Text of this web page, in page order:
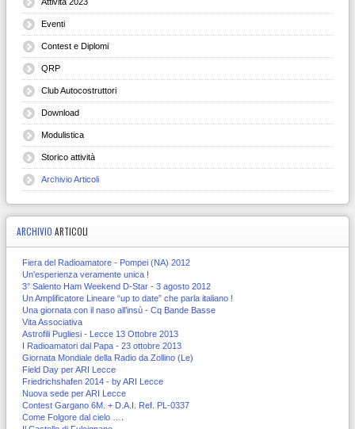
Eventi
Contest e Diplomi
QRP
Club Autocostruttori
Download
Modulistica
Storico attività
Archivio Articoli
ARCHIVIO ARTICOLI
Fiera del Radioamatore - Pompei (NA) 2012
Un'esperienza veramente unica !
3° Salento Ham Weekend D-Star - 3 agosto 2012
Un Amplificatore Lineare “up to date” che parla italiano !
Una giornata con il naso all’insù - Cq Bande Basse
Vita Associativa
Astrofili Pugliesi - Lecce 13 Ottobre 2013
I Radioamatori dal Papa - 23 ottobre 2013
Giornata Mondiale della Radio da Zollino (Le)
Field Day per ARI Lecce
Friedrichshafen 2014 - by ARI Lecce
Nuova sede per ARI Lecce
Contest Gargano 6M. + D.A.I. Ref. PL-0337
Come Folgore dal cielo ….